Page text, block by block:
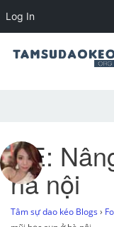
RE:
hà nội
Tâm sự dao kéo Blogs ›
Log In